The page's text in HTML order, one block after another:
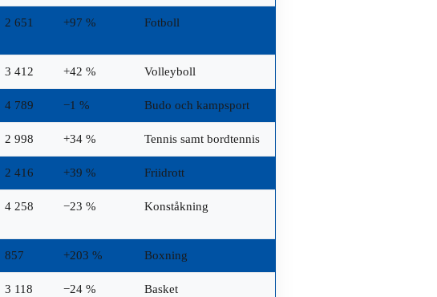
2 651 +97 % Fotboll
3 412 +42 % Volleyboll
4 789 −1 % Budo och kampsport
2 998 +34 % Tennis samt bordtennis
2 416 +39 % Friidrott
4 258 −23 % Konståkning
857 +203 % Boxning
3 118 −24 % Basket